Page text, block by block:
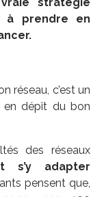
à prendre en
réseau, c’est un
en dépit du bon
des réseaux
s’y adapter
pensent que,